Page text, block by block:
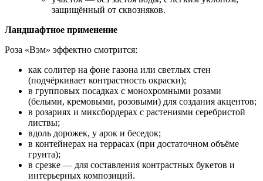
защищённый от сквозняков.
Ландшафтное применение
Роза «Вэм» эффектно смотрится:
как солитер на фоне газона или светлых стен
(подчёркивает контрастность окраски);
в групповых посадках с монохромными розами
(белыми, кремовыми, розовыми) для создания акцентов;
в розариях и миксбордерах с растениями серебристой
листвы;
вдоль дорожек, у арок и беседок;
в контейнерах на террасах (при достаточном объёме
грунта);
в срезке — для составления контрастных букетов и
интерьерных композиций.